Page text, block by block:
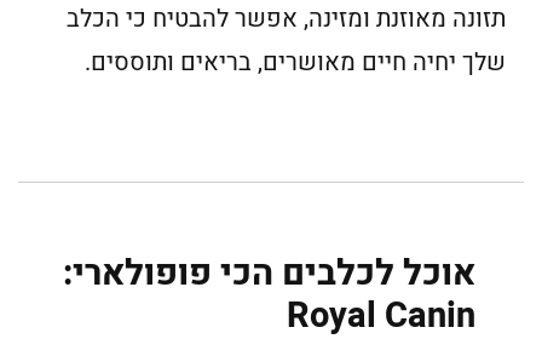
תזונה מאוזנת ומזינה, אפשר להבטיח כי הכלב
שלך יחיה חיים מאושרים, בריאים ותוססים.
אוכל לכלבים הכי פופולארי:
Royal Canin